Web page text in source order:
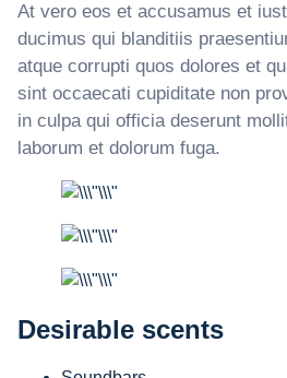
At vero eos et accusamus et
ducimus qui blanditiis
atque corrupti quos dolores et
sint occaecati cupiditate non
in culpa qui officia deserunt
laborum et dolorum fuga.
Desirable scents